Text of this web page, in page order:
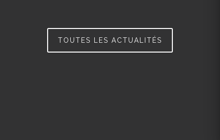
TOUTES LES ACTUALITÉS